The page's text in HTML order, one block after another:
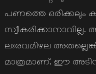
പണത്തെ ഒരിക്കലും
ലഃരവമിഴല
മാത്രമാണ്. ഈ